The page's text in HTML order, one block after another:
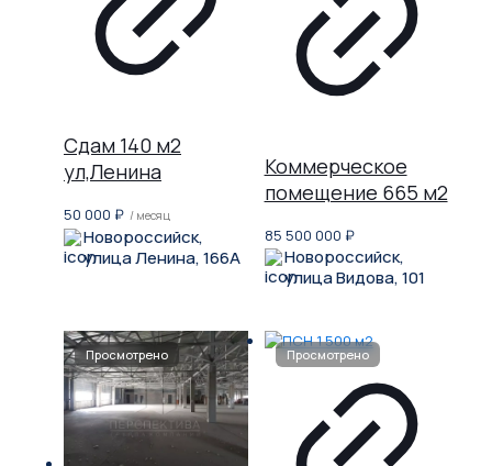
Сдам 140 м2
ул,Ленина
50 000 ₽ / месяц
Новороссийск,
улица Ленина, 166А
Коммерческое
помещение 665 м2
85 500 000 ₽
Новороссийск,
улица Видова, 101